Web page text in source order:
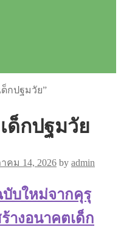
กปฐมวัย”
ด็กปฐมวัย
คม 14, 2026 by admin
บับใหม่จากคุรุ
างอนาคตเด็ก